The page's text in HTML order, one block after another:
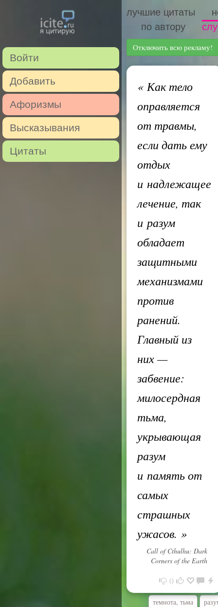
Войти
Добавить
Афоризмы
Высказывания
Цитаты
лучшие цитаты
по автору
Отключить всю рекламу!
«Как тело
оправляется
от травмы,
если дать ему
отдых
и надлежащее
лечение, так
и разум
обладает
защитными
механизмами
против
ранений.
Главный из
них —
забвение:
милосердная
тьма,
укрывающая
разум
и память от
самых
страшных
ужасов. »
Call of Cthulhu: Dark
Corners of the Earth
0
темнота, тьма